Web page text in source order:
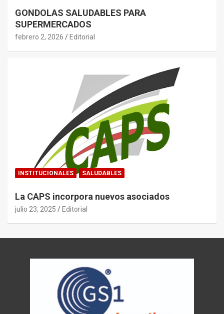
GONDOLAS SALUDABLES PARA
SUPERMERCADOS
febrero 2, 2026 Editorial
INSTITUCIONALES SALUDABLES
La CAPS incorpora nuevos asociados
julio 23, 2025 Editorial